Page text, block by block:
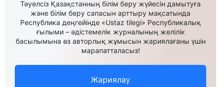
Тәуелсіз Қазақстанның білім беру жүйесін дамытуға
және білім беру сапасын арттыру мақсатында
Республика деңгейінде «Ustaz tilegi» Республикалық
ғылыми – әдістемелік журналының желілік
басылымына өз авторлық жұмысын жариялағаны үшін
марапатталасыз!
Жариялау